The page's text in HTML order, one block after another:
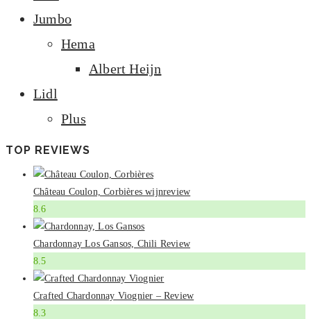
Jumbo
Hema
Albert Heijn
Lidl
Plus
TOP REVIEWS
Château Coulon, Corbières wijnreview
8.6
Chardonnay Los Gansos, Chili Review
8.5
Crafted Chardonnay Viognier – Review
8.3